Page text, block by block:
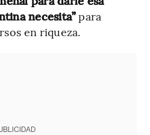
necesita”para
en riqueza.